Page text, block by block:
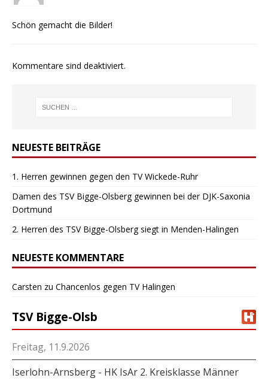
Schön gemacht die Bilder!
Kommentare sind deaktiviert.
NEUESTE BEITRÄGE
1. Herren gewinnen gegen den TV Wickede-Ruhr
Damen des TSV Bigge-Olsberg gewinnen bei der DJK-Saxonia
Dortmund
2. Herren des TSV Bigge-Olsberg siegt in Menden-Halingen
NEUESTE KOMMENTARE
Carsten zu Chancenlos gegen TV Halingen
TSV Bigge-Olsb
Freitag, 11.9.2026
Iserlohn-Arnsberg - HK IsAr 2. Kreisklasse Männer